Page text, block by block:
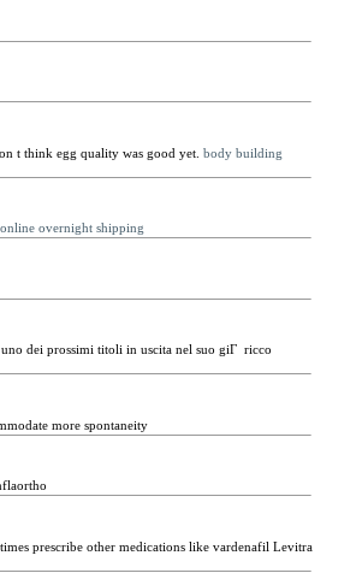
t think egg quality was good yet. body building
overnight shipping
dei prossimi titoli in uscita nel suo giГ ricco
more spontaneity
prescribe other medications like vardenafil Levitra